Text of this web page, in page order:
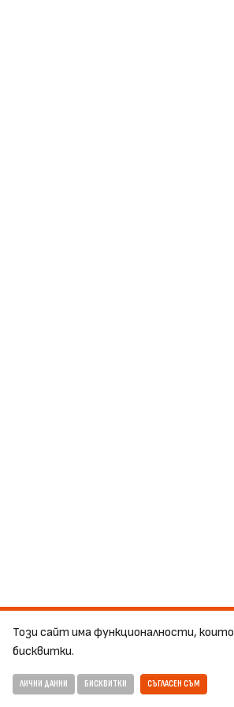
Този сайт има функционалности,
бисквитки.
ЛИЧНИ ДАННИ БИСКВИТКИ СЪГЛАСЕН СЪМ